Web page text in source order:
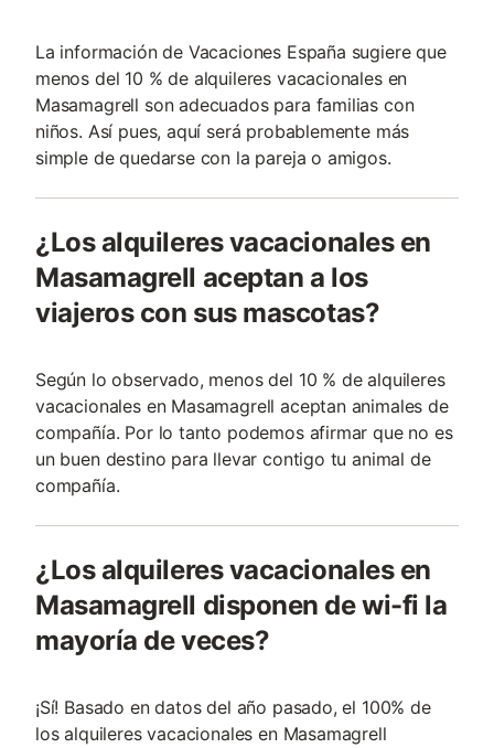
La información de Vacaciones España sugiere que
menos del 10 % de alquileres vacacionales en
Masamagrell son adecuados para familias con
niños. Así pues, aquí será probablemente más
simple de quedarse con la pareja o amigos.
¿Los alquileres vacacionales en
Masamagrell aceptan a los
viajeros con sus mascotas?
Según lo observado, menos del 10 % de alquileres
vacacionales en Masamagrell aceptan animales de
compañía. Por lo tanto podemos afirmar que no es
un buen destino para llevar contigo tu animal de
compañía.
¿Los alquileres vacacionales en
Masamagrell disponen de wi-fi la
mayoría de veces?
¡Sí! Basado en datos del año pasado, el 100% de
los alquileres vacacionales en Masamagrell